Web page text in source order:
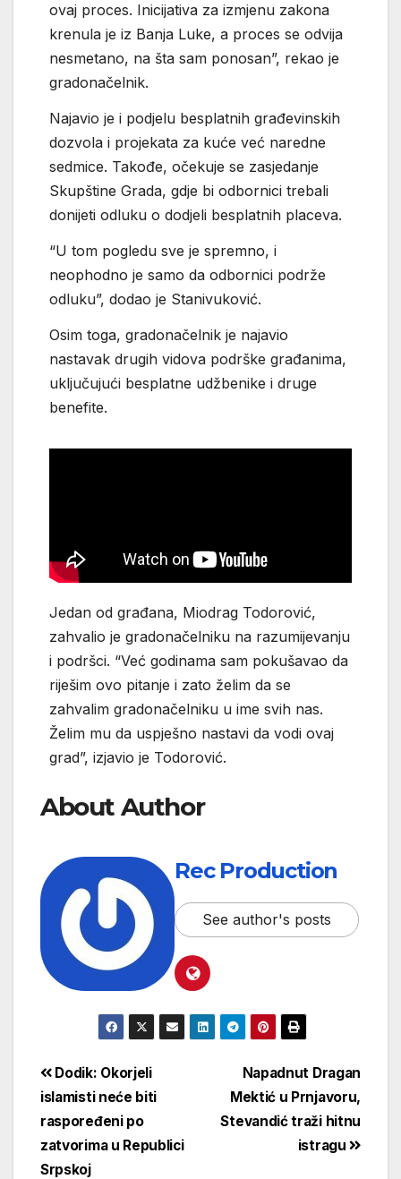
ovaj proces. Inicijativa za izmjenu zakona
krenula je iz Banja Luke, a proces se odvija
nesmetano, na šta sam ponosan”, rekao je
gradonačelnik.
Najavio je i podjelu besplatnih građevinskih
dozvola i projekata za kuće već naredne
sedmice. Takođe, očekuje se zasjedanje
Skupštine Grada, gdje bi odbornici trebali
donijeti odluku o dodjeli besplatnih placeva.
“U tom pogledu sve je spremno, i
neophodno je samo da odbornici podrže
odluku”, dodao je Stanivuković.
Osim toga, gradonačelnik je najavio
nastavak drugih vidova podrške građanima,
uključujući besplatne udžbenike i druge
benefite.
Jedan od građana, Miodrag Todorović,
zahvalio je gradonačelniku na razumijevanju
i podršci. “Već godinama sam pokušavao da
riješim ovo pitanje i zato želim da se
zahvalim gradonačelniku u ime svih nas.
Želim mu da uspješno nastavi da vodi ovaj
grad”, izjavio je Todorović.
About Author
Rec Production
See author's posts
Napadnut Dragan
Mektić u Prnjavoru,
Stevandić traži hitnu
istragu
Dodik: Okorjeli
islamisti neće biti
raspoređeni po
zatvorima u Republici
Srpskoj